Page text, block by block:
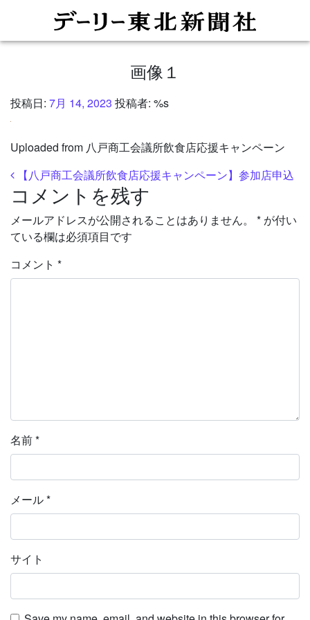
画像１
投稿日: 7月 14, 2023 投稿者: %s
Uploaded from 八戸商工会議所飲食店応援キャンペーン
投稿ナビゲーション
【八戸商工会議所飲食店応援キャンペーン】参加店申込
コメントを残す
メールアドレスが公開されることはありません。 * が付い
ている欄は必須項目です
コメント *
名前*
メール*
サイト